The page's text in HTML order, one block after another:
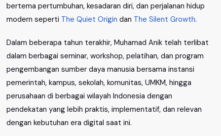
bertema pertumbuhan, kesadaran diri, dan perjalanan hidup
modern seperti The Quiet Origin dan The Silent Growth.
Dalam beberapa tahun terakhir, Muhamad Anik telah terlibat
dalam berbagai seminar, workshop, pelatihan, dan program
pengembangan sumber daya manusia bersama instansi
pemerintah, kampus, sekolah, komunitas, UMKM, hingga
perusahaan di berbagai wilayah Indonesia dengan
pendekatan yang lebih praktis, implementatif, dan relevan
dengan kebutuhan era digital saat ini.